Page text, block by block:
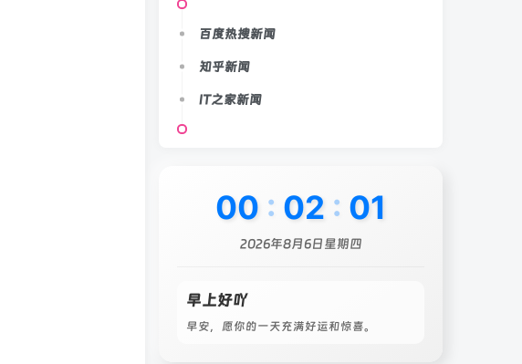
百度热搜新闻
知乎新闻
IT之家新闻
00 : 02 : 04
2026年8月6日星期四
早上好吖
早安，愿你的一天充满好运和惊喜。